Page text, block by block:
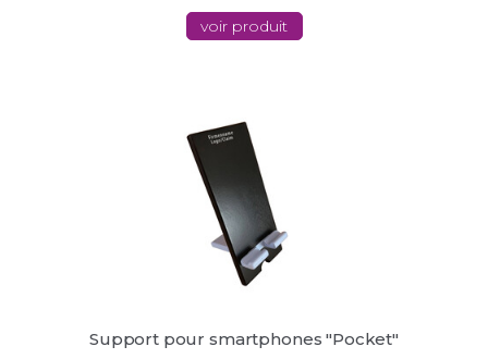
voir produit
Support pour smartphones "Pocket"